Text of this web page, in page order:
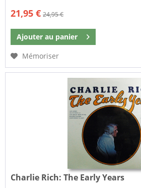
21,95 € 24,95 €
Ajouter au panier
Mémoriser
Charlie Rich:The Early Years